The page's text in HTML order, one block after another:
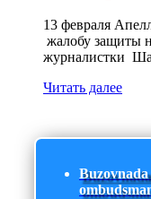
13 февраля
жалобу защиты
журналистки
Читать далее